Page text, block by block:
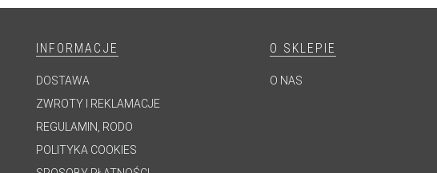
INFORMACJE
DOSTAWA
ZWROTY I REKLAMACJE
REGULAMIN, RODO
POLITYKA COOKIES
O SKLEPIE
O NAS